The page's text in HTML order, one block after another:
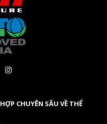
CHUYÊN SÂU VỀ THỂ